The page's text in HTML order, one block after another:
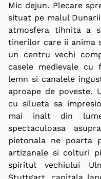
Mic dejun. Plecare
situat pe malul
atmosfera tihnita a
tinerilor care ii anima
un centru vechi
casele medievale cu
lemn si canalele
aproape de poveste.
cu silueta sa
mai inalt din
spectaculoasa
pietonala ne poarta
artizanale si colturi
spiritul vechiului